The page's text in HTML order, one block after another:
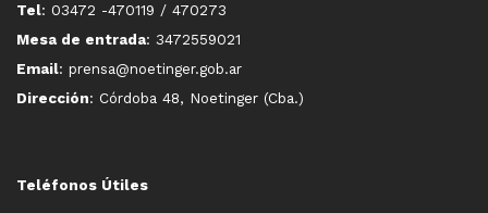
Tel: 03472 -470119 / 470273
Mesa de entrada: 3472559021
Email: prensa@noetinger.gob.ar
Dirección: Córdoba 48, Noetinger (Cba.)
Teléfonos Útiles